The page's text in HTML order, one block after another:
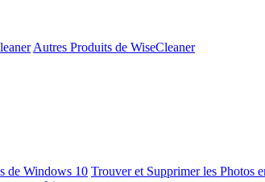
Autres Produits de WiseCleaner
de Windows 10 Trouver et Supprimer les Photos